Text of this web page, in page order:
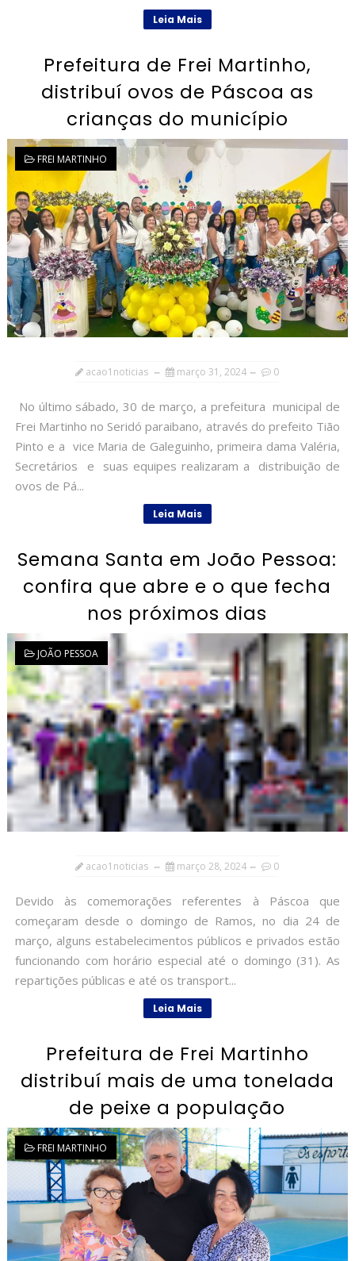
Leia Mais
Prefeitura de Frei Martinho,
distribuí ovos de Páscoa as
crianças do município
FREI MARTINHO
acao1noticias março 31, 2024 0
No último sábado, 30 de março, a prefeitura municipal de
Frei Martinho no Seridó paraibano, através do prefeito Tião
Pinto e a vice Maria de Galeguinho, primeira dama Valéria,
Secretários e suas equipes realizaram a distribuição de
ovos de Pá...
Leia Mais
Semana Santa em João Pessoa:
confira que abre e o que fecha
nos próximos dias
JOÃO PESSOA
acao1noticias março 28, 2024 0
Devido às comemorações referentes à Páscoa que
começaram desde o domingo de Ramos, no dia 24 de
março, alguns estabelecimentos públicos e privados estão
funcionando com horário especial até o domingo (31). As
repartições públicas e até os transport...
Leia Mais
Prefeitura de Frei Martinho
distribuí mais de uma tonelada
de peixe a população
FREI MARTINHO